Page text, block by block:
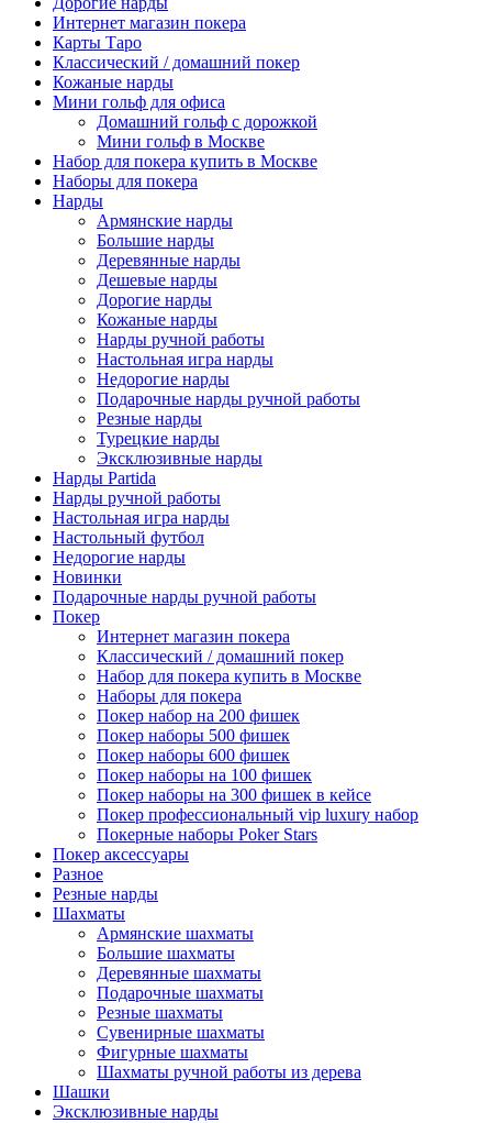
Интернет магазин покера
Карты Таро
Классический / домашний покер
Кожаные нарды
Мини гольф для офиса
Домашний гольф с дорожкой
Мини гольф в Москве
Набор для покера купить в Москве
Наборы для покера
Нарды
Армянские нарды
Большие нарды
Деревянные нарды
Дешевые нарды
Дорогие нарды
Кожаные нарды
Нарды ручной работы
Настольная игра нарды
Недорогие нарды
Подарочные нарды ручной работы
Резные нарды
Турецкие нарды
Эксклюзивные нарды
Нарды Partida
Нарды ручной работы
Настольная игра нарды
Настольный футбол
Недорогие нарды
Новинки
Подарочные нарды ручной работы
Покер
Интернет магазин покера
Классический / домашний покер
Набор для покера купить в Москве
Наборы для покера
Покер набор на 200 фишек
Покер наборы 500 фишек
Покер наборы 600 фишек
Покер наборы на 100 фишек
Покер наборы на 300 фишек в кейсе
Покер профессиональный vip luxury набор
Покерные наборы Poker Stars
Покер аксессуары
Разное
Резные нарды
Шахматы
Армянские шахматы
Большие шахматы
Деревянные шахматы
Подарочные шахматы
Резные шахматы
Сувенирные шахматы
Фигурные шахматы
Шахматы ручной работы из дерева
Шашки
Эксклюзивные нарды